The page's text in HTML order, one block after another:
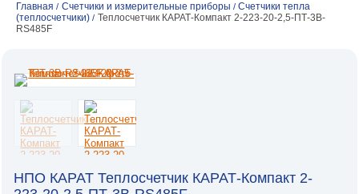
Главная / Счетчики и измерительные приборы / Счетчики тепла
(теплосчетчики) / Теплосчетчик КАРАТ-Компакт 2-223-20-2,5-ПТ-3В-
RS485F
НПО КАРАТ Теплосчетчик КАРАТ-Компакт 2-